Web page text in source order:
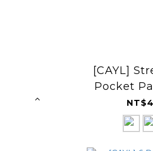
[CAYL]
Pocket
口